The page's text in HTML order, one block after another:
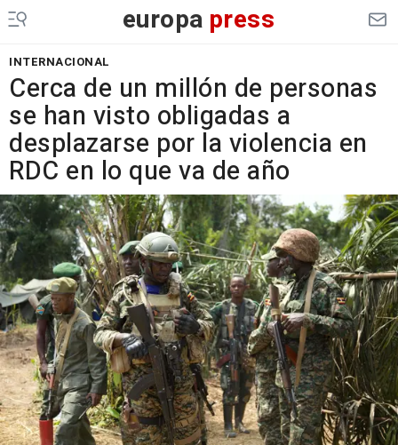
europa press
INTERNACIONAL
Cerca de un millón de personas
se han visto obligadas a
desplazarse por la violencia en
RDC en lo que va de año